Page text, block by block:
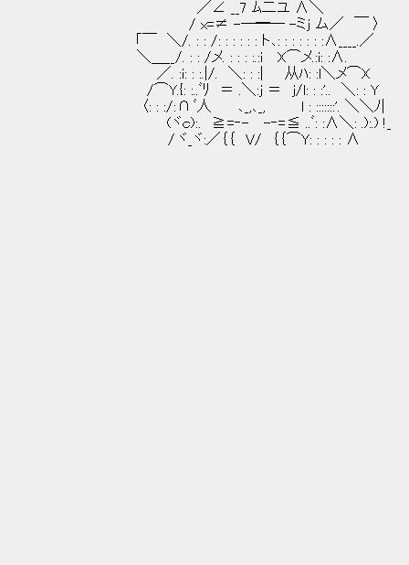
／∠ __7 ﾑ二ユ ∧＼
/ x=≠ -─━─ -ミj ム／ ￣ 〉 f´￣￣￣￣
「￣ ＼/. : : /: : : : : : ト､: : : : : : :∧____.／ | は、早
＼＿__/. : : /メ. : : : :.:i X⌒メ.:i: :∧. ヽ＿＿
／. :i: : :.|/. ＼: : :| 从ﾊ: :l＼メ⌒X
/⌒Y.{: :..ﾞﾘ ＝ .＼:j ＝ j/l: : :'.. ＼: : Y
〈: : :/: ∩ ﾞ人 ､_,､_, l : :::::::'. ＼＼ﾉ| ・・・・・
(ヾｃ): . ≧ =‐- -‐= ≦ ..ﾞ: :∧＼: .):.) !_
/ ヾ_ヾ:／｛｛ V/ ｛｛⌒Y: : : : : ∧